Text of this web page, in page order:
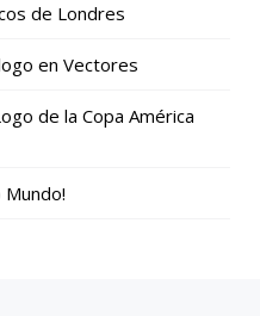
de Londres
en Vectores
de la Copa América